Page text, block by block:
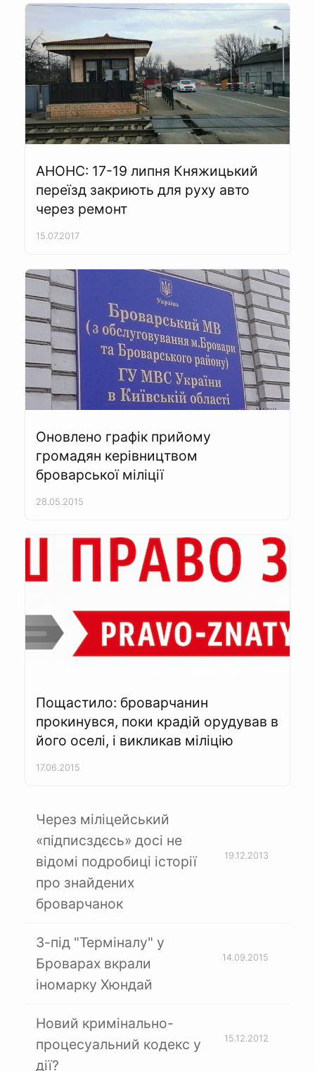
АНОНС: 17-19 липня Княжицький
переїзд закриють для руху авто
через ремонт
15.07.2017
Оновлено графік прийому
громадян керівництвом
броварської міліції
28.05.2015
Пощастило: броварчанин
прокинувся, поки крадій орудував в
його оселі, і викликав міліцію
17.06.2015
Через міліцейський
«підписздєсь» досі не
відомі подробиці історії
про знайдених
броварчанок
19.12.2013
З-під "Терміналу" у
Броварах вкрали
іномарку Хюндай
14.09.2015
Новий кримінально-
процесуальний кодекс у
дії?
15.12.2012